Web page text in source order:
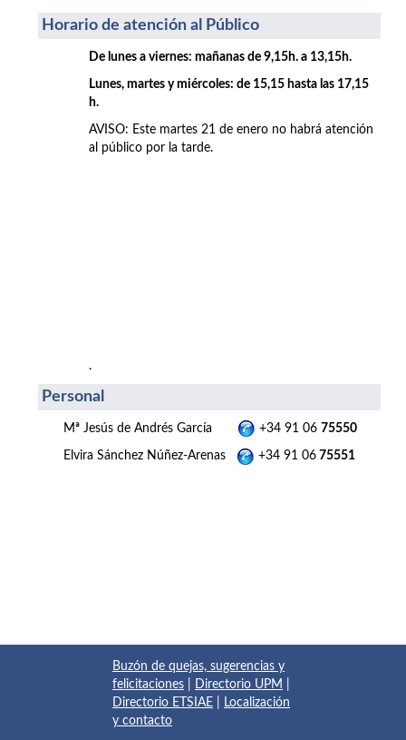
Horario de atención al Público
De lunes a viernes: mañanas de 9,15h. a 13,15h.
Lunes, martes y miércoles: de 15,15 hasta las 17,15
h.
AVISO: Este martes 21 de enero no habrá atención
al público por la tarde.
.
Personal
Mª Jesús de Andrés García +34 91 06 75550
Elvira Sánchez Núñez-Arenas +34 91 06 75551
Buzón de quejas, sugerencias y
felicitaciones
Directorio UPM
Directorio ETSIAE
Localización
y contacto